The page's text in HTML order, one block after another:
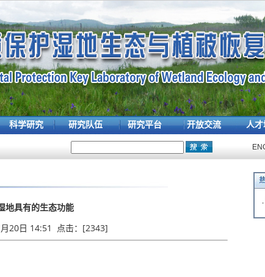
科学研究 研究队伍 研究平台 开放交流 人
地具有的生态功能
20日 14:51 点击：[2343]
·